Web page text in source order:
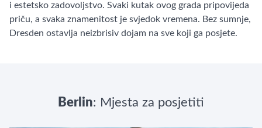
i estetsko zadovoljstvo. Svaki kutak ovog grada pripovijeda
priču, a svaka znamenitost je svjedok vremena. Bez sumnje,
Dresden ostavlja neizbrisiv dojam na sve koji ga posjete.
Berlin: Mjesta za posjetiti